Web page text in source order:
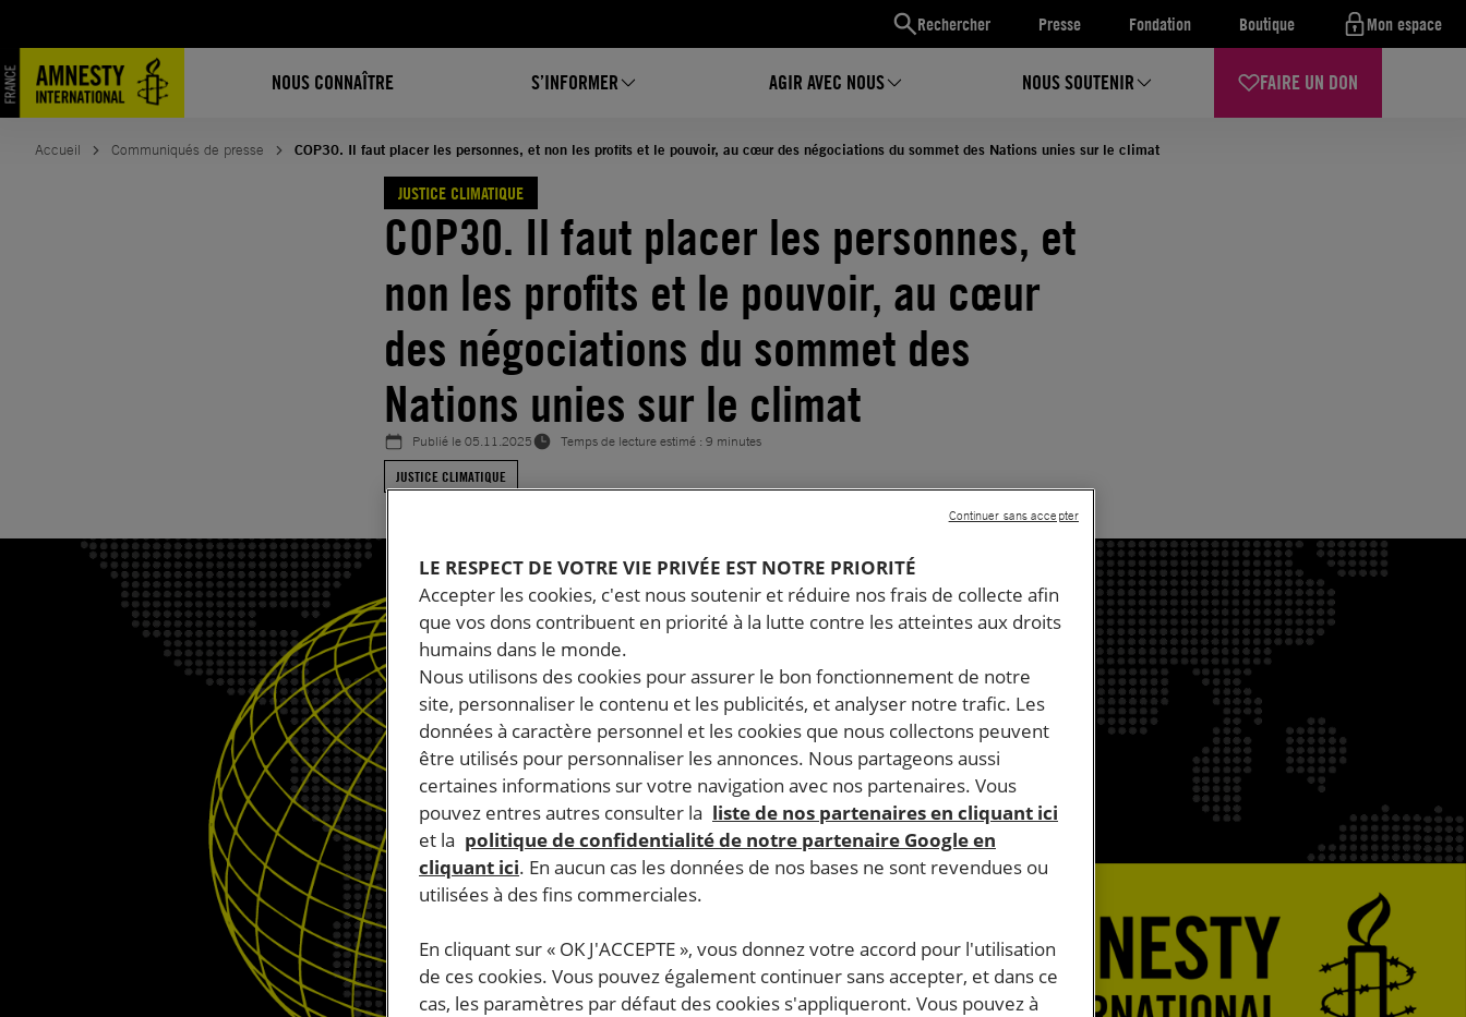
Rechercher Presse Fondation Boutique Mon espace
NOUS CONNAÎTRE S’INFORMER AGIR AVEC NOUS NOUS SOUTENIR FAIRE UN DON
contenu
Accueil Communiqués de presse COP30. Il faut placer les personnes, et non les profits et le pouvoir, au cœur des négociations du sommet des Nations unies sur le climat
JUSTICE CLIMATIQUE
COP30. Il faut placer les personnes, et
non les profits et le pouvoir, au cœur
des négociations du sommet des
Nations unies sur le climat
Publié le05.11.2025
Temps de lecture estimé : 9 minutes
JUSTICE CLIMATIQUE
LE RESPECT DE VOTRE VIE PRIVÉE EST NOTRE PRIORITÉ
Accepter les cookies, c'est nous soutenir et réduire nos frais de collecte afin
que vos dons contribuent en priorité à la lutte contre les atteintes aux droits
humains dans le monde.
Nous utilisons des cookies pour assurer le bon fonctionnement de notre
site, personnaliser le contenu et les publicités, et analyser notre trafic. Les
données à caractère personnel et les cookies que nous collectons peuvent
être utilisés pour personnaliser les annonces. Nous partageons aussi
certaines informations sur votre navigation avec nos partenaires. Vous
pouvez entres autres consulter la liste de nos partenaires en cliquant ici
et la politique de confidentialité de notre partenaire Google en
cliquant ici. En aucun cas les données de nos bases ne sont revendues ou
utilisées à des fins commerciales.
En cliquant sur « OK J'ACCEPTE », vous donnez votre accord pour l'utilisation
de ces cookies. Vous pouvez également continuer sans accepter, et dans ce
cas, les paramètres par défaut des cookies s'appliqueront. Vous pouvez à
Continuer sans accepter